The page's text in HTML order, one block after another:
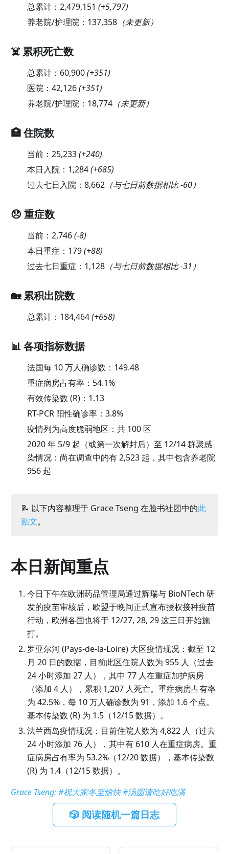
总累计： 2,479,151 (+5,797)
养老院/护理院： 137,358（未更新）
☠️ 累积死亡数
总累计： 60,900(+351)
医院： 42,126(+351)
养老院/护理院： 18,774（未更新）
🏥 住院数
当前： 25,233(+240)
本日入院： 1,284(+685)
过去七日入院： 8,662（与七日前数据相比 -60）
😞 重症数
当前： 2,746(-8)
本日重症： 179(+88)
过去七日重症： 1,128（与七日前数据相比 -31）
🏡 累积出院数
总累计： 184,464(+658)
📊 各项指标数据
法国每 10 万人确诊数： 149.48
重症病房占有率： 54.1%
有效传染数 (R)： 1.13
RT-PCR 阳性确诊率： 3.8%
疫情列为高度脆弱地区：共 100 区
2020 年 5/9 起（或第一次解封后）至 12/14 群聚感
染情况：尚在调查中的有 2,523 起，其中包含养老院
956 起
📝 以下内容整理于 Grace Tseng 在脸书社团中的此
贴文。
本日新闻重点
今日下午在欧洲药品管理局通过辉瑞与 BioNTech 研
发的疫苗审核后，欧盟于晚间正式宣布授权接种疫苗
行动，欧洲各国也将于 12/27, 28, 29 这三日开始施
打。
罗亚尔河(Pays-de-la-Loire)大区疫情现况：截至 12
月 20 日的数据，目前此区住院人数为 955 人（过去
24 小时添加 27 人），其中 77 人在重症加护病房
（添加 4 人），累积 1,207 人死亡。重症病房占有率
为 42.5%，每 10 万人确诊数为 91，添加 1.6 个点。
基本传染数 (R)为 1.5（12/15 数据）。
法兰西岛疫情现况：目前住院人数为 4,822 人（过去
24 小时添加 76 人），其中有 610 人在重症病房。重
症病房占有率为 53.2%（12/20 数据），基本传染数
(R)为 1.4（12/15 数据）。
Grace Tseng:#祝大家冬至愉快 #汤圆请吃好吃满
🎲 阅读随机一篇日志